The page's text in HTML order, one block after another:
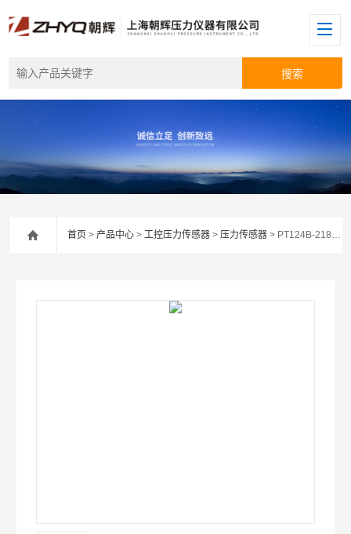
首页 >产品中心 >工控压力传感器 >压力传感器 > PT124B-218耐高温压力传感器